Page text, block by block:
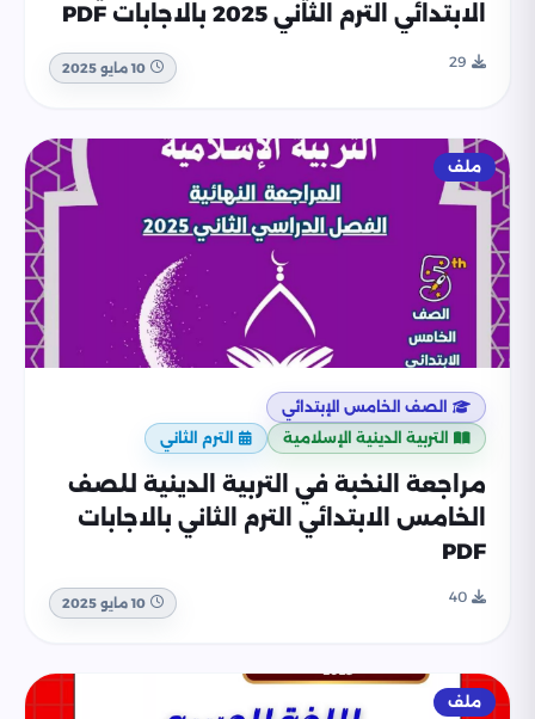
الابتدائي الترم الثاني 2025 بالاجابات PDF
29 10 مايو 2025
ملف
الصف الخامس الإبتدائي
التربية الدينية الإسلامية
الترم الثاني
مراجعة النخبة في التربية الدينية للصف
الخامس الابتدائي الترم الثاني بالاجابات
PDF
40 10 مايو 2025
ملف